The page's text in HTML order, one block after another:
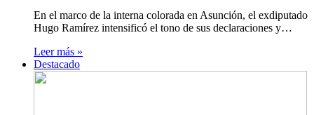
En el marco de la interna colorada en Asunción, el exdiputado
Hugo Ramírez intensificó el tono de sus declaraciones y…
Leer más »
Destacado